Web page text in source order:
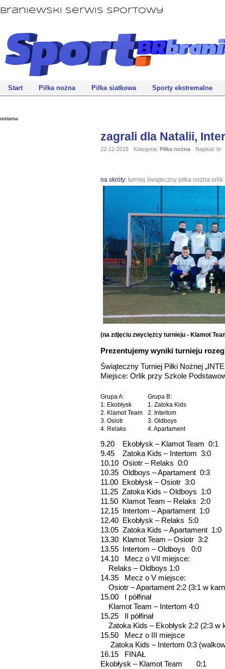
Braniewski Serwis Sportowy
Start Piłka nożna Piłka siatkowa Sporty ekstremalne
reklama
zagrali dla Natalii,
22-12-2015 Kategoria: Piłka nożna Napisał: br
na skróty: turniej świąteczny piłka nożna orlik
(na zdjęciu zwyciężcy turnieju - Klamot
Prezentujemy wyniki turnieju
Świąteczny Turniej Piłki Nożnej
Miejsce: Orlik przy Szkole
Grupa A:
1. Ekobłysk
2. Klamot Team
3. Osiotr
4. Relaks
Grupa B:
1. Zatoka Kids
2. Intertom
3. Oldboys
4. Apartament
9.20 Ekobłysk – Klamot Team 0:1
9.45 Zatoka Kids – Intertom 3:0
10.10 Osiotr – Relaks 0:0
10.35 Oldboys – Apartament 0:3
11.00 Ekobłysk – Osiotr 3:0
11.25 Zatoka Kids – Oldboys 1:0
11.50 Klamot Team – Relaks 2:0
12.15 Intertom – Apartament 1:0
12.40 Ekobłysk – Relaks 5:0
13.05 Zatoka Kids – Apartament 1:0
13.30 Klamot Team – Osiotr 3:2
13.55 Intertom – Oldboys 0:0
14.10 Mecz o VII miejsce:
Relaks – Oldboys 1:0
14.35 Mecz o V miejsce:
Osiotr – Apartament 2:2 (3:1 w
15.00 I półfinał
Klamot Team – Intertom 4:0
15.25 II półfinał
Zatoka Kids – Ekobłysk 2:2 (2:3 w
15.50 Mecz o III miejsce
Zatoka Kids – Intertom 0:3
16.15 FINAŁ
Ekobłysk – Klamot Team 0:1